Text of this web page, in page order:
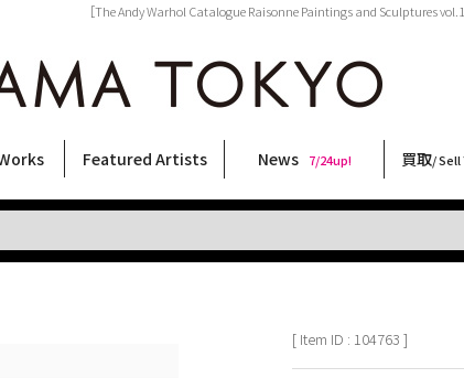
［The Andy Warhol Catalogue Raisonne Paintings and Sculptures
ィー
ート
ス
ART LABEL
Featured Artists
稲嶺啓一(東風終)
村田言恵
丸岡和吾
Rico Casella
キム・ロートン
菅谷晋一
柴田亜美
内藤啓介
CHRIS
三島由紀夫
北島敬三
秋赤音
春川ナミオ
天野タケル
大類信
林月光
横尾忠則
三島剛
COOKIE
内藤ルネ
須藤昌人
大西洋介
佐伯俊男
森山大道
二本木里美
News 7/24up!
新着・おすすめ商品 9/7up!
フェア・イベント情報 7/24up!
お店からのお知らせ 6/1up!
買取/ Sell
買取ブ
買取専
古書 / 古
美術品
出張買
宅配買
店頭買
よくあ
[ Item ID : 104763 ]